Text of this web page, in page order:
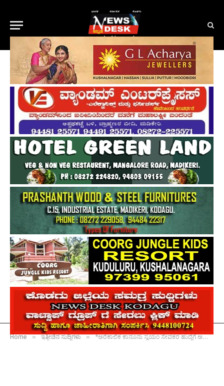
Home » ಇತ್ತೀಚಿನ ಸುದ್ದಿಗಳು » *ಅರೆಕಾಲಿಕ ಕಾನೂನು ಸ್ವಯಂ ಸೇವಕರ ಹುದ್ದೆಗೆ ಅರ್ಜಿ ಆಹ್ವಾನ*